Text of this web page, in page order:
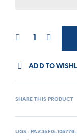
ADD TO
SHARE THIS PRODUCT
UGS : PAZ36FG-105778-